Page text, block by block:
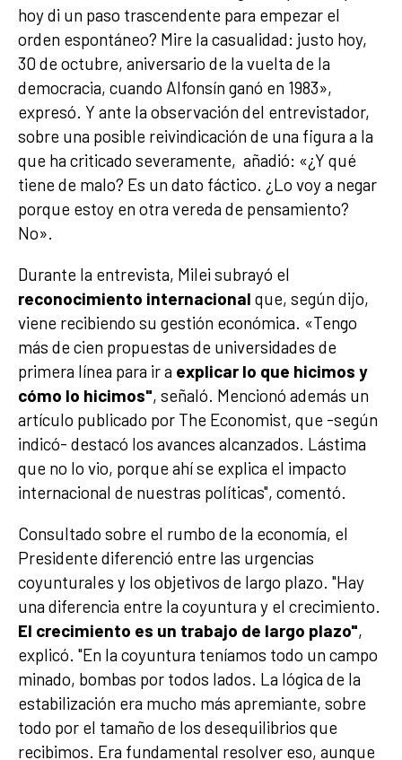
hoy di un paso trascendente para empezar el
orden espontáneo? Mire la casualidad: justo hoy,
30 de octubre, aniversario de la vuelta de la
democracia, cuando Alfonsín ganó en 1983»,
expresó. Y ante la observación del entrevistador,
sobre una posible reivindicación de una figura a la
que ha criticado severamente, añadió: «¿Y qué
tiene de malo? Es un dato fáctico. ¿Lo voy a negar
porque estoy en otra vereda de pensamiento?
No».
Durante la entrevista, Milei subrayó el
reconocimiento internacional que, según dijo,
viene recibiendo su gestión económica. «Tengo
más de cien propuestas de universidades de
primera línea para ir a explicar lo que hicimos y
cómo lo hicimos", señaló. Mencionó además un
artículo publicado por The Economist, que -según
indicó- destacó los avances alcanzados. Lástima
que no lo vio, porque ahí se explica el impacto
internacional de nuestras políticas", comentó.
Consultado sobre el rumbo de la economía, el
Presidente diferenció entre las urgencias
coyunturales y los objetivos de largo plazo. "Hay
una diferencia entre la coyuntura y el crecimiento.
El crecimiento es un trabajo de largo plazo",
explicó. "En la coyuntura teníamos todo un campo
minado, bombas por todos lados. La lógica de la
estabilización era mucho más apremiante, sobre
todo por el tamaño de los desequilibrios que
recibimos. Era fundamental resolver eso, aunque